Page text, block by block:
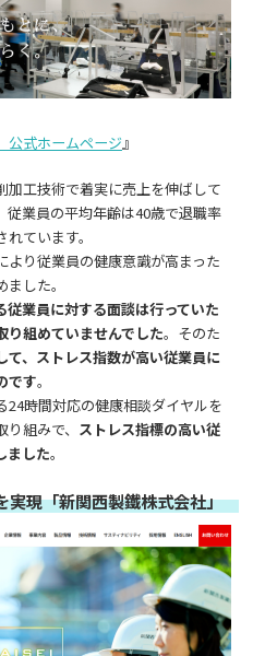
式ホームページ』
加工技術で着実に売上を伸ばして
従業員の平均年齢は40歳で退職率
ています。
り従業員の健康意識が高まった
した。
従業員に対する面談は行っていた
り組めていませんでした。そのた
て、ストレス指数が高い従業員に
です。
24時間対応の健康相談ダイヤルを
組みで、 ストレス指標の高い従
ました。
実現「新関西製鐵株式会社」